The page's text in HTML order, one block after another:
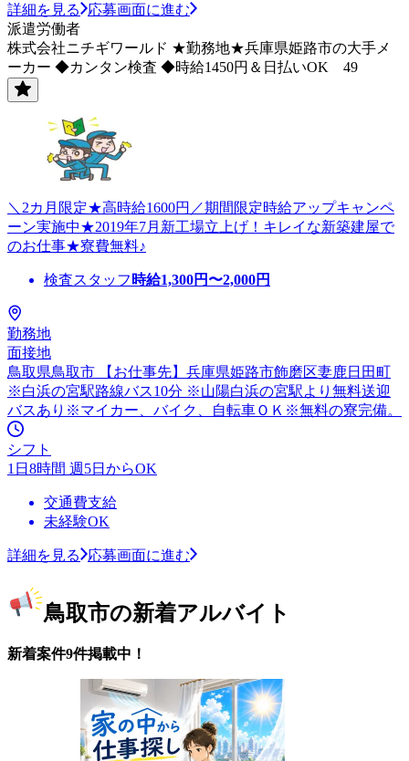
詳細を見る
応募画面に進む
派遣労働者
株式会社ニチギワールド ★勤務地★兵庫県姫路市の大手メ
ーカー ◆カンタン検査 ◆時給1450円＆日払いOK 49
＼2カ月限定★高時給1600円／期間限定時給アップキャンペ
ーン実施中★2019年7月新工場立上げ！キレイな新築建屋で
のお仕事★寮費無料♪
検査スタッフ 時給1,300円〜2,000円
勤務地
面接地
鳥取県鳥取市 【お仕事先】兵庫県姫路市飾磨区妻鹿日田町
※白浜の宮駅路線バス10分 ※山陽白浜の宮駅より無料送迎
バスあり※マイカー、バイク、自転車ＯＫ※無料の寮完備。
シフト
1日8時間 週5日からOK
交通費支給
未経験OK
詳細を見る 応募画面に進む
鳥取市の新着アルバイト
新着案件9件掲載中！